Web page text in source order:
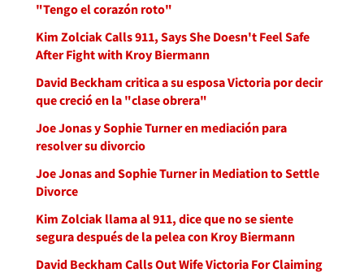
"Tengo el corazón roto"
Kim Zolciak Calls 911, Says She Doesn't Feel Safe
After Fight with Kroy Biermann
David Beckham critica a su esposa Victoria por decir
que creció en la "clase obrera"
Joe Jonas y Sophie Turner en mediación para
resolver su divorcio
Joe Jonas and Sophie Turner in Mediation to Settle
Divorce
Kim Zolciak llama al 911, dice que no se siente
segura después de la pelea con Kroy Biermann
David Beckham Calls Out Wife Victoria For Claiming